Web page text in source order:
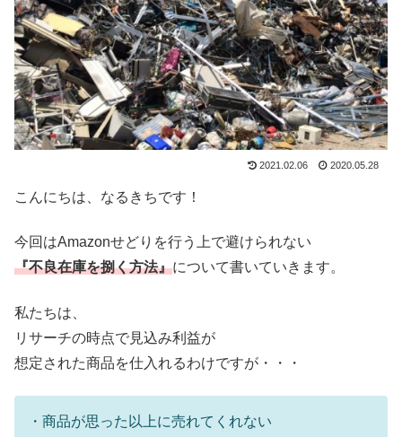
2021.02.06 2020.05.28
こんにちは、なるきちです！
今回はAmazonせどりを行う上で避けられない
『不良在庫を捌く方法』について書いていきます。
私たちは、
リサーチの時点で見込み利益が
想定された商品を仕入れるわけですが・・・
・商品が思った以上に売れてくれない